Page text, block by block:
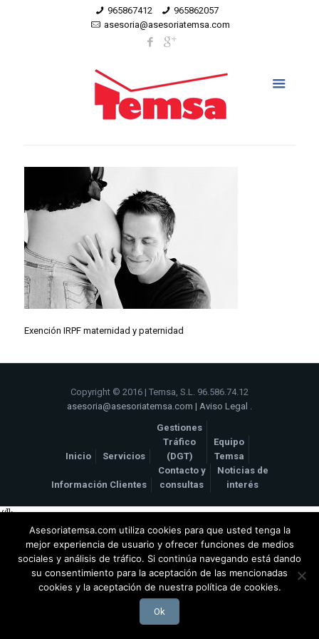
965867412
965862057
asesoria@asesoriatemsa.com
Exención IRPF maternidad y paternidad
Copyright © 2016 | Temsa, S.L. 96.586.74.12
asesoria@asesoriatemsa.com | Aviso Legal .
Inicio Servicios
Gestiones
Tráfico
(DGT)
Equipo
Temsa
Información Clientes
Contacto y
consultas
Noticias de
interés
//]]>
Asesoriatemsa.com utiliza cookies para que usted tenga la
mejor experiencia de usuario y ofrecer funciones de medios
sociales y análisis de tráfico. Si continúa navegando está dando
su consentimiento para la aceptación de las mencionadas
cookies y la aceptación de nuestra política de cookies.
Ok